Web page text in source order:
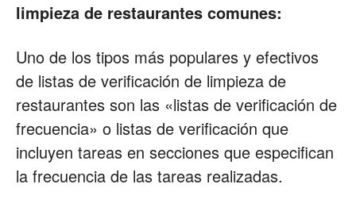
limpieza de restaurantes comunes:
Uno de los tipos más populares y efectivos
de listas de verificación de limpieza de
restaurantes son las «listas de verificación de
frecuencia» o listas de verificación que
incluyen tareas en secciones que especifican
la frecuencia de las tareas realizadas.